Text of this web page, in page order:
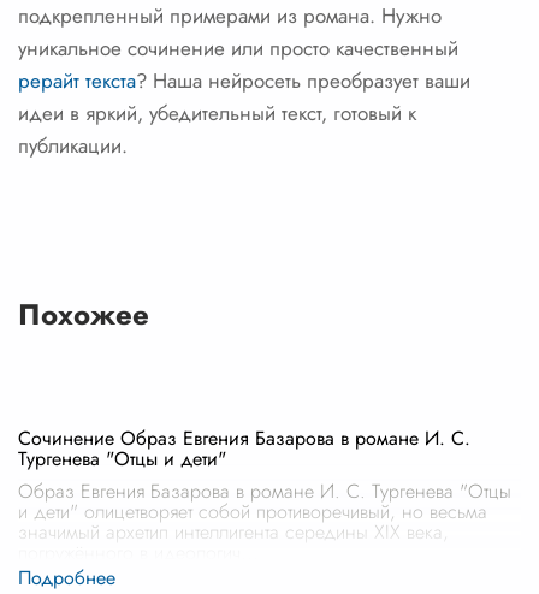
подкрепленный примерами из романа. Нужно
уникальное сочинение или просто качественный
рерайт текста? Наша нейросеть преобразует ваши
идеи в яркий, убедительный текст, готовый к
публикации.
Похожее
Сочинение Образ Евгения Базарова в романе И. С.
Тургенева "Отцы и дети"
Образ Евгения Базарова в романе И. С. Тургенева "Отцы
и дети" олицетворяет собой противоречивый, но весьма
значимый архетип интеллигента середины XIX века,